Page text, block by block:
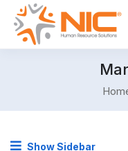
Show Sidebar